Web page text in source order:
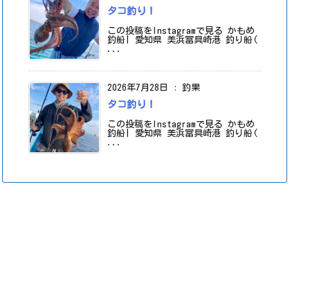
タコ釣り！
この投稿をInstagramで見る かもめ
釣船| 愛知県 美浜冨具崎港 釣り船(
...
2026年7月28日 : 釣果
タコ釣り！
この投稿をInstagramで見る かもめ
釣船| 愛知県 美浜冨具崎港 釣り船(
...